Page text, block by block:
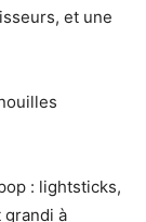
et une
: lightsticks,
grandi à